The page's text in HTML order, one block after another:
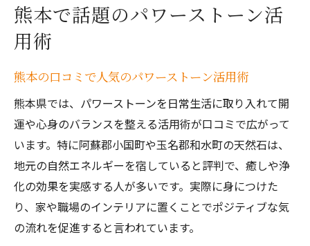
熊本で話題のパワーストーン活
用術
熊本の口コミで人気のパワーストーン活用術
熊本県では、パワーストーンを日常生活に取り入れて開
運や心身のバランスを整える活用術が口コミで広がって
います。特に阿蘇郡小国町や玉名郡和水町の天然石は、
地元の自然エネルギーを宿していると評判で、癒しや浄
化の効果を実感する人が多いです。実際に身につけた
り、家や職場のインテリアに置くことでポジティブな気
の流れを促進すると言われています。